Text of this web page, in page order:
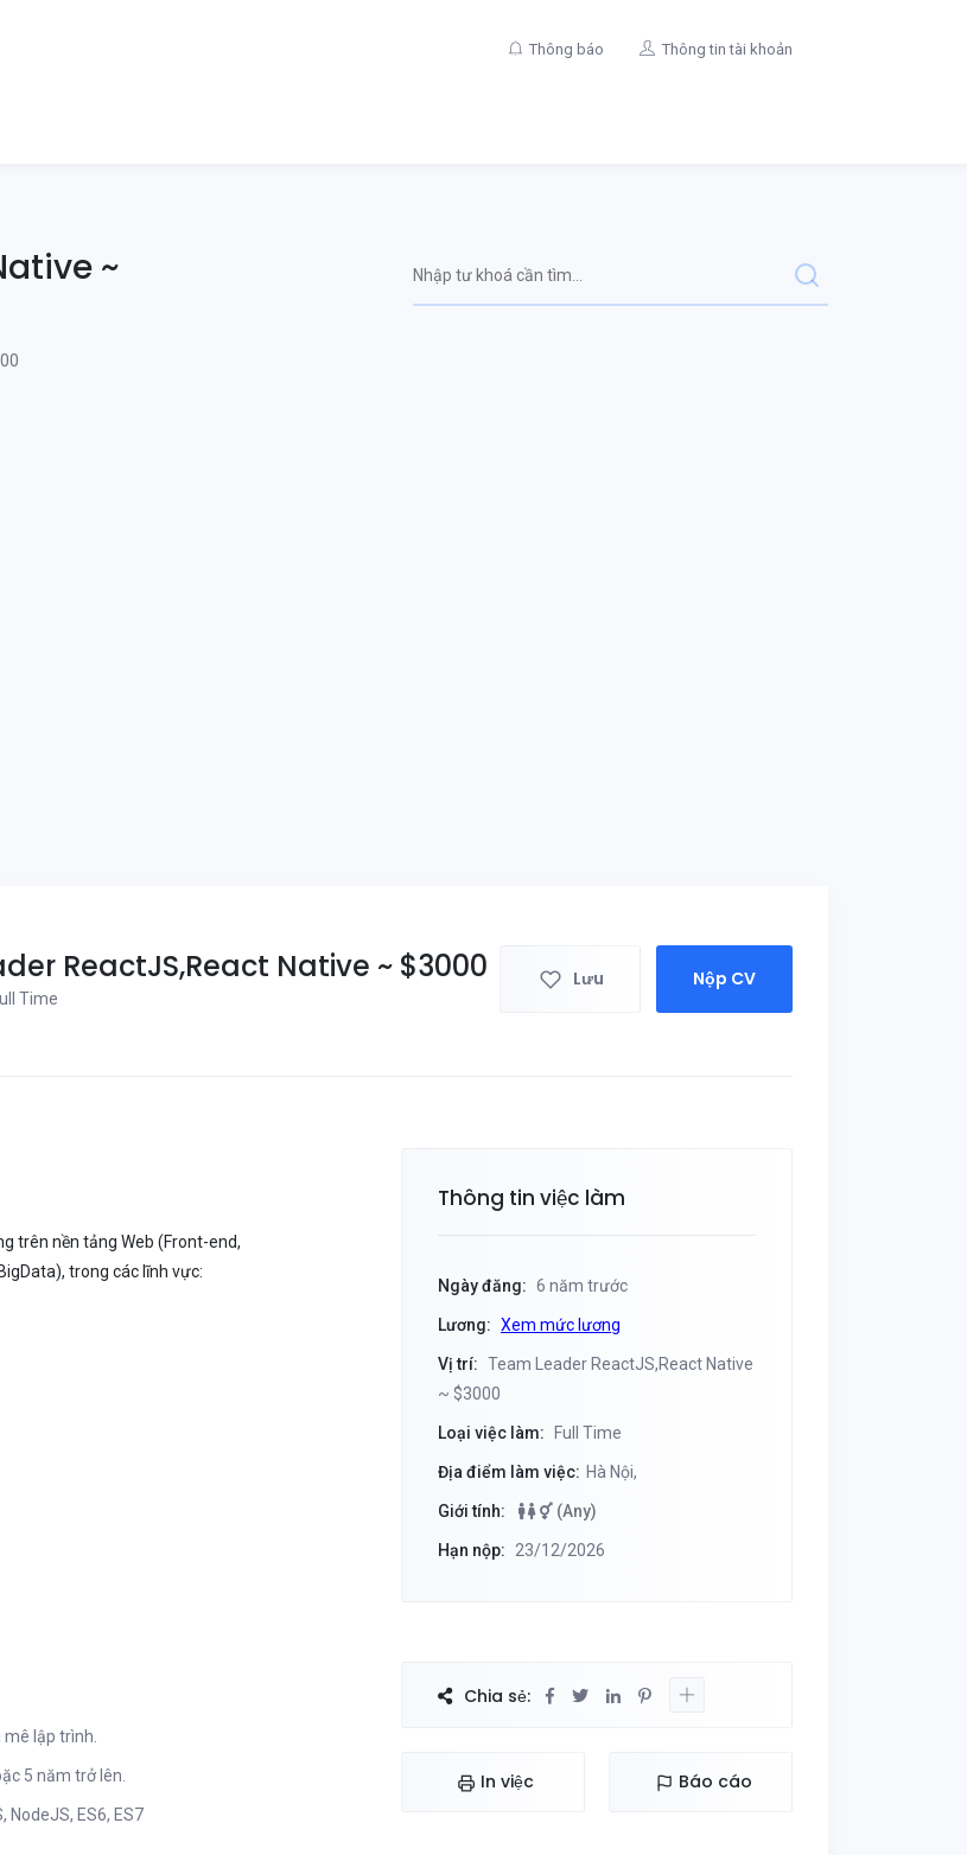
Thông báo Thông tin tài khoản
~
ReactJS,React Native ~ $3000
Time
Lưu Nộp CV
trên nền tảng Web (Front-end,
trong các lĩnh vực:
lập trình.
5 năm trở lên.
ES6, ES7
Thông tin việc làm
Ngày đăng: 6 năm trước
Lương: Xem mức lương
Vị trí: Team Leader ReactJS,React Native
~ $3000
Loại việc làm: Full Time
Địa điểm làm việc: Hà Nội,
Giới tính: (Any)
Hạn nộp: 23/12/2026
Chia sẻ:
In việc Báo cáo